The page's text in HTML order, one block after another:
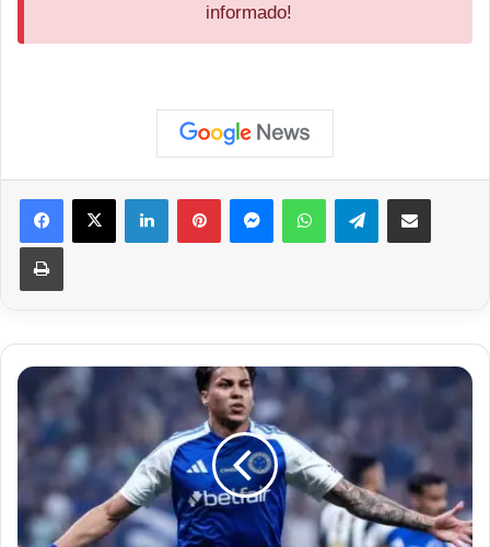
informado!
Facebook
X LinkedinPinterestMessengerWhatsAppTelegramCompartilhar via e-mail
Imprimir
Kaio
brilha
e
Cruzeiro
derrota
Atlético-
MG